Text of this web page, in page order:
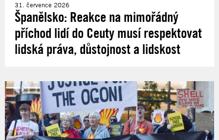
31. července 2026
Španělsko: Reakce na mimořádný
příchod lidí do Ceuty musí respektovat
lidská práva, důstojnost a lidskost